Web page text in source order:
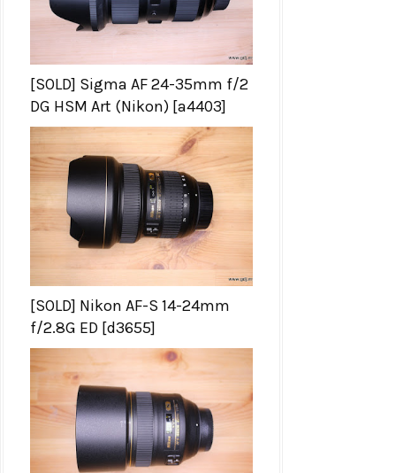
[SOLD] Sigma AF 24-35mm f/2
DG HSM Art (Nikon) [a4403]
[SOLD] Nikon AF-S 14-24mm
f/2.8G ED [d3655]